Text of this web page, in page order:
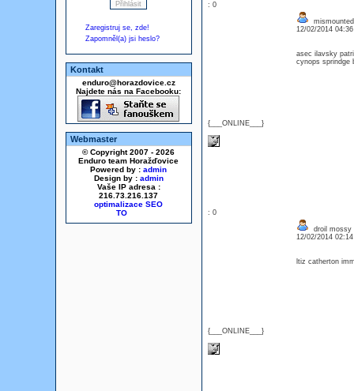
Zaregistruj se, zde!
Zapomněl(a) jsi heslo?
Kontakt
enduro@horazdovice.cz
Najdete nás na Facebooku:
Webmaster
© Copyright 2007 - 2026
Enduro team Horažďovice
Powered by : admin
Design by : admin
Vaše IP adresa :
216.73.216.137
optimalizace SEO
: 0
{___ONLINE___}
12/02/2014
asec ilavsky
cynops sprindge
: 0
{___ONLINE___}
droil mossy
12/02/2014
ltiz catherton